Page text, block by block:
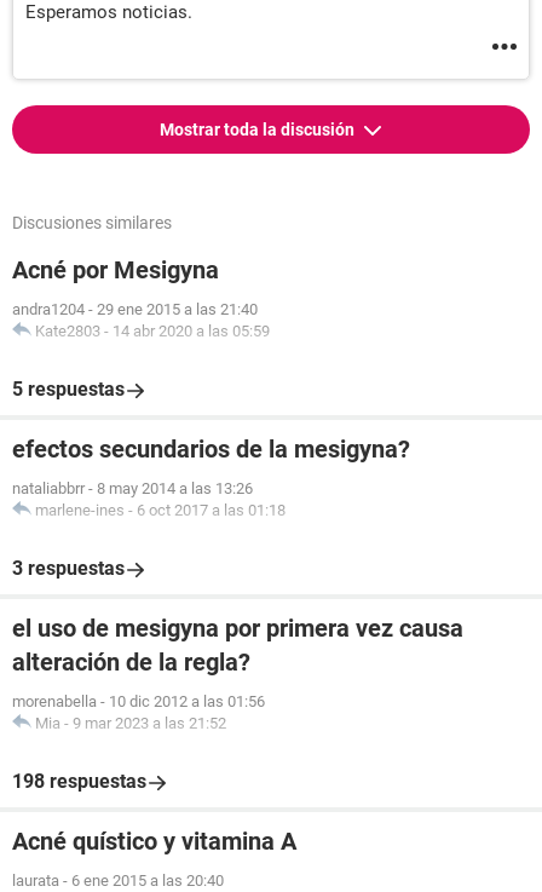
Esperamos noticias.
Mostrar toda la discusión
Discusiones similares
Acné por Mesigyna
andra1204 - 29 ene 2015 a las 21:40
Kate2803 - 14 abr 2020 a las 05:59
5 respuestas
efectos secundarios de la mesigyna?
nataliabbrr - 8 may 2014 a las 13:26
marlene-ines - 6 oct 2017 a las 01:18
3 respuestas
el uso de mesigyna por primera vez causa
alteración de la regla?
morenabella - 10 dic 2012 a las 01:56
Mia - 9 mar 2023 a las 21:52
198 respuestas
Acné quístico y vitamina A
laurata - 6 ene 2015 a las 20:40